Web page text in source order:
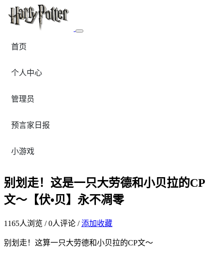
首页
个人中心
管理员
预言家日报
小游戏
别划走！这是一只大劳德和小贝拉的CP
文～【伏•贝】永不凋零
1165人浏览 /0人评论 /添加收藏
别划走！这算一只大劳德和小贝拉的CP文～